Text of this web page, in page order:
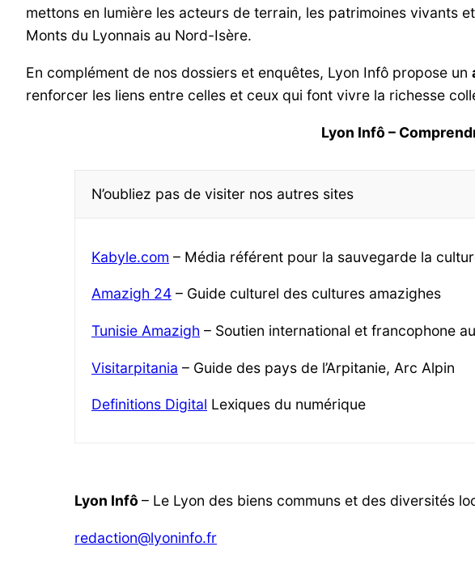
mettons en lumière les acteurs de terrain, les patrimoines vivants
Monts du Lyonnais au Nord-Isère.
En complément de nos dossiers et enquêtes, Lyon Infô propose un
renforcer les liens entre celles et ceux qui font vivre la richesse
Lyon Infô –
N’oubliez pas de visiter nos autres sites
Kabyle.com – Média référent pour la sauvegarde la
Amazigh 24 – Guide culturel des cultures amazighes
Tunisie Amazigh – Soutien international et francophone
Visitarpitania – Guide des pays de l’Arpitanie, Arc Alpin
Definitions Digital Lexiques du numérique
Lyon Infô – Le Lyon des biens communs et des diversités
redaction@lyoninfo.fr